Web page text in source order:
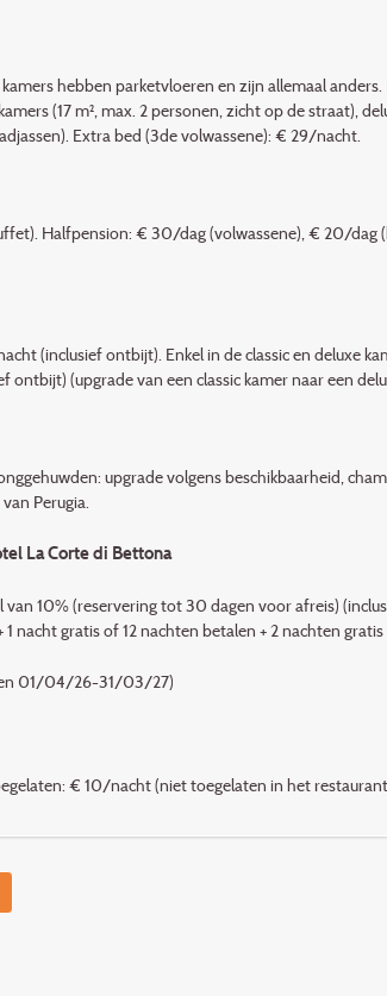
hebben parketvloeren en zijn allemaal
(17 m², max. 2 personen, zicht op de straat),
Extra bed (3de volwassene): € 29/nacht.
Halfpension: € 30/dag (volwassene), € 20/dag
(inclusief ontbijt). Enkel in de classic en deluxe
ontbijt) (upgrade van een classic kamer naar een
upgrade volgens beschikbaarheid,
Perugia.
La Corte di Bettona
van 10% (reservering tot 30 dagen voor afreis)
1 nacht gratis of 12 nachten betalen + 2 nachten
01/04/26-31/03/27)
€ 10/nacht (niet toegelaten in het restaurant